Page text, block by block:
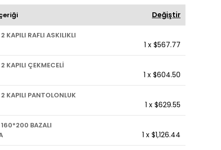
Değiştir
KAPILI RAFLI ASKILIKLI
1 x $567.77
KAPILI ÇEKMECELİ
1 x $604.50
KAPILI PANTOLONLUK
1 x $629.55
BAZALI
1 x $1,126.44